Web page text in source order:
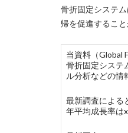
骨折固定システ
帰を促進するこ
当資料（Global
骨折固定システ
ル分析などの情
最新調査による
年平均成長率は